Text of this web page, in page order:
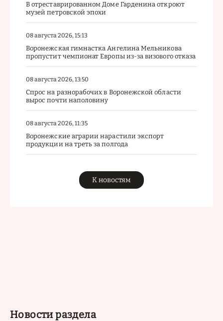
В отреставрированном Доме Гарденина откроют
музей петровской эпохи
08 августа 2026, 15:13
Воронежская гимнастка Ангелина Мельникова
пропустит чемпионат Европы из-за визового отказа
08 августа 2026, 13:50
Спрос на разнорабочих в Воронежской области
вырос почти наполовину
08 августа 2026, 11:35
Воронежские аграрии нарастили экспорт
продукции на треть за полгода
К новостям
Новости раздела